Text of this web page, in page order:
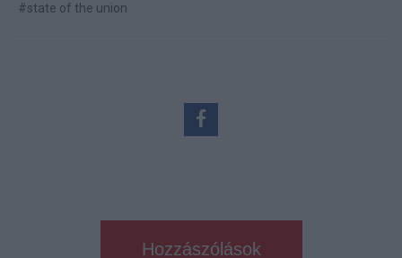
#state of the union
Hozzászólások